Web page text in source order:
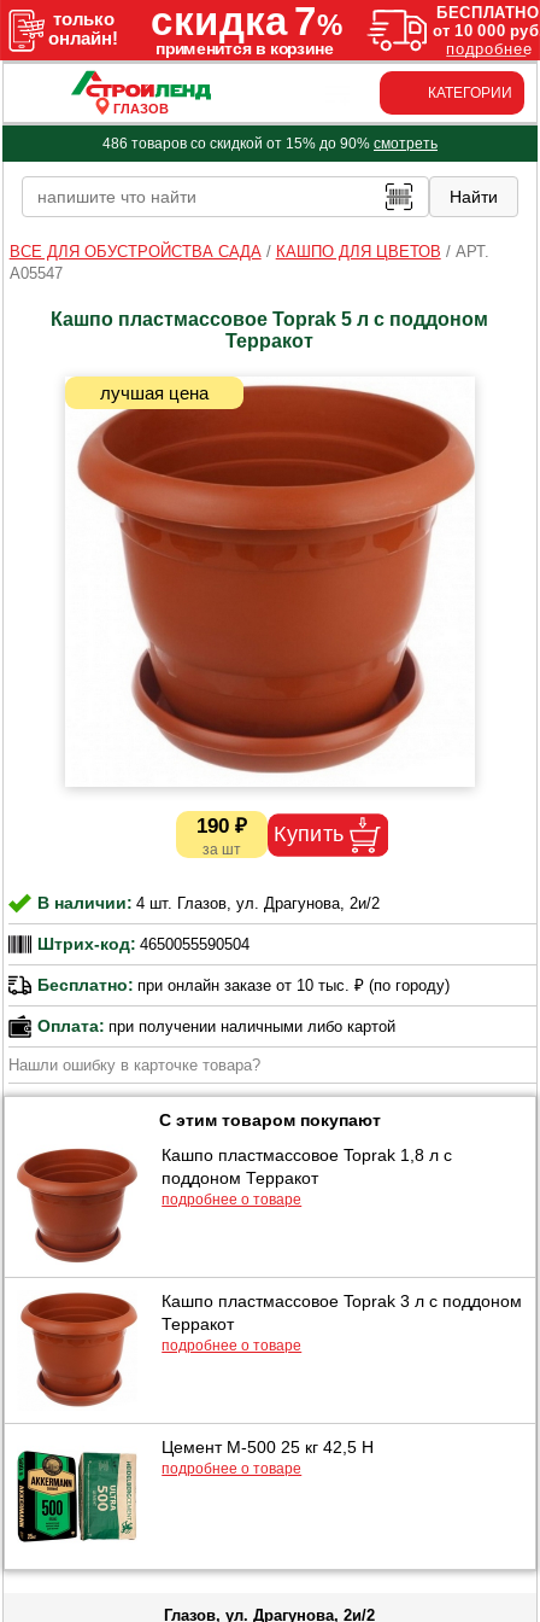
ГЛАЗОВ
КАТЕГОРИИ
486 товаров со скидкой от 15% до 90% смотреть
ВСЕ ДЛЯ ОБУСТРОЙСТВА САДА/ КАШПО ДЛЯ ЦВЕТОВ / АРТ.
A05547
Кашпо пластмассовое Toprak 5 л с поддоном
Терракот
190 ₽
В наличии: 4 шт. Глазов, ул. Драгунова, 2и/2
Штрих-код: 4650055590504
Бесплатно: при онлайн заказе от 10 тыс. ₽ (по городу)
Оплата: при получении наличными либо картой
Нашли ошибку в карточке товара?
С этим товаром покупают
Кашпо пластмассовое Toprak 1,8 л с
поддоном Терракот
подробнее о товаре
Кашпо пластмассовое Toprak 3 л с поддоном
Терракот
подробнее о товаре
Цемент М-500 25 кг 42,5 Н
подробнее о товаре
Глазов, ул. Драгунова, 2и/2